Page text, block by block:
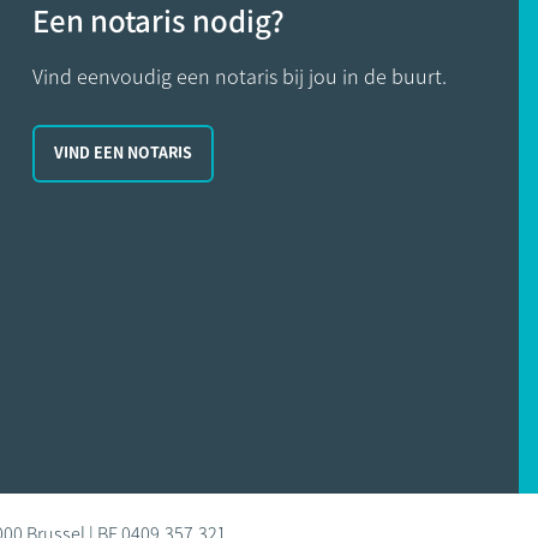
Een notaris nodig?
Vind eenvoudig een notaris bij jou in de buurt.
VIND EEN NOTARIS